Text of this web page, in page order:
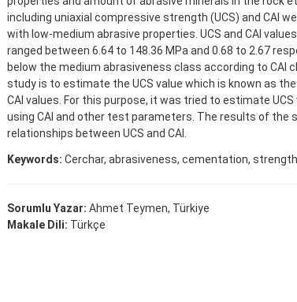
including uniaxial compressive strength (UCS) and CAI
with low-medium abrasive properties. UCS and CAI
ranged between 6.64 to 148.36 MPa and 0.68 to 2.67
below the medium abrasiveness class according to CAI
study is to estimate the UCS value which is known as
CAI values. For this purpose, it was tried to estimate
using CAI and other test parameters. The results of
relationships between UCS and CAI.
Keywords: Cerchar, abrasiveness, cementation,
Sorumlu Yazar: Ahmet Teymen, Türkiye
Makale Dili: Türkçe